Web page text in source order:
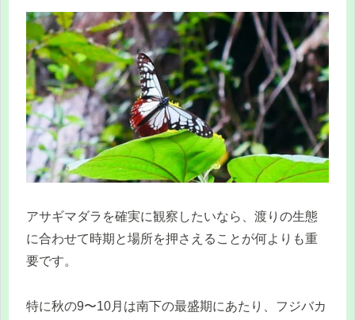
アサギマダラを確実に観察したいなら、渡りの生態
に合わせて時期と場所を押さえることが何よりも重
要です。
特に秋の9〜10月は南下の最盛期にあたり、フジバカ